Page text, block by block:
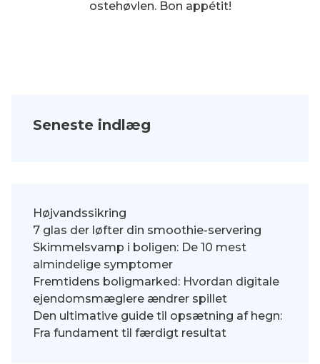
ostehøvlen. Bon appétit!
Seneste indlæg
Højvandssikring
7 glas der løfter din smoothie-servering
Skimmelsvamp i boligen: De 10 mest
almindelige symptomer
Fremtidens boligmarked: Hvordan digitale
ejendomsmæglere ændrer spillet
Den ultimative guide til opsætning af hegn:
Fra fundament til færdigt resultat